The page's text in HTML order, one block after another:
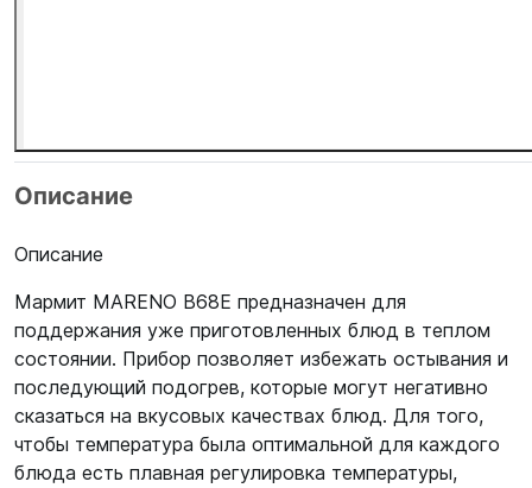
Описание
Описание
Мармит MARENO B68E предназначен для
поддержания уже приготовленных блюд в теплом
состоянии. Прибор позволяет избежать остывания и
последующий подогрев, которые могут негативно
сказаться на вкусовых качествах блюд. Для того,
чтобы температура была оптимальной для каждого
блюда есть плавная регулировка температуры,